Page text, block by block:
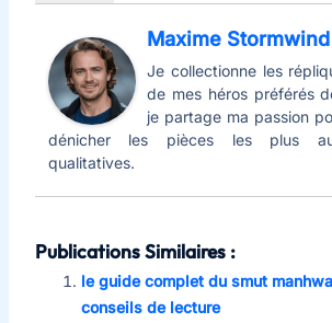
Maxime Stormwind
Je collectionne les
de mes héros préférés
je partage ma passion
dénicher les pièces les plus
qualitatives.
Publications Similaires :
le guide complet du smut
conseils de lecture